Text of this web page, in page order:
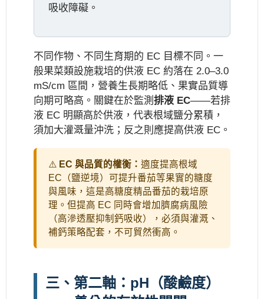
吸收障礙。
不同作物、不同生育期的 EC 目標不同。一
般果菜類設施栽培的供液 EC 約落在 2.0–3.0
mS/cm 區間，營養生長期略低、果實品質導
向期可略高。關鍵在於監測 排液 EC——若排
液 EC 明顯高於供液，代表根域鹽分累積，
須加大灌溉量沖洗；反之則應提高供液 EC。
⚠️ EC 與品質的權衡： 適度提高根域
EC（鹽逆境）可提升番茄等果實的糖度
與風味，這是高糖度精品番茄的栽培原
理。但提高 EC 同時會增加臍腐病風險
（高滲透壓抑制鈣吸收），必須與灌溉、
補鈣策略配套，不可貿然衝高。
三、第二軸：pH（酸鹼度）